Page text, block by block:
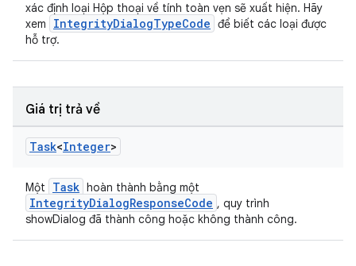
xác định loại Hộp thoại về tính toàn vẹn sẽ xuất hiện. Hãy
xem
IntegrityDialogTypeCode để biết các loại được
hỗ trợ.
Giá trị trả về
Task<Integer>
Một Task hoàn thành bằng một
IntegrityDialogResponseCode , quy trình
showDialog đã thành công hoặc không thành công.